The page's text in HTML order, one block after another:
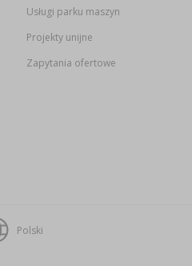
Usługi parku maszyn
Projekty unijne
Zapytania ofertowe
Polski